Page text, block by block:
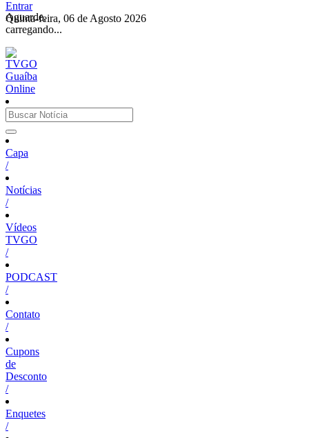
Aguarde,
carregando...
Entrar
Quinta-feira, 06 de Agosto 2026
Capa
/
Notícias
/
Vídeos
TVGO
/
PODCAST
/
Contato
/
Cupons
de
Desconto
/
Enquetes
/